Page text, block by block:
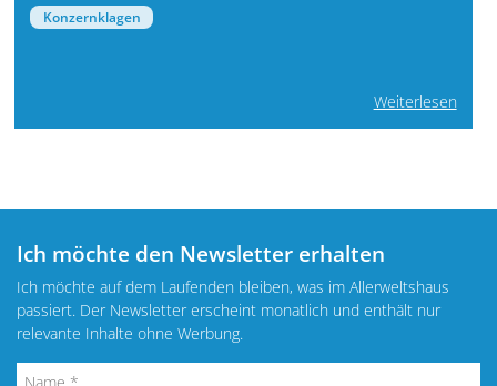
Konzernklagen
Weiterlesen
Ich möchte den Newsletter erhalten
Ich möchte auf dem Laufenden bleiben, was im Allerweltshaus
passiert. Der Newsletter erscheint monatlich und enthält nur
relevante Inhalte ohne Werbung.